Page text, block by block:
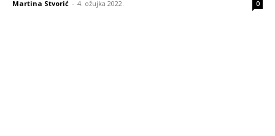
Martina Stvorić - 4. ožujka 2022. 0